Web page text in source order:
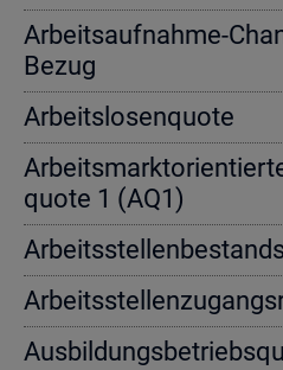
Ar­beits­auf­nah­me-
Bezug
Ar­beits­lo­sen­quo­te
quo­te 1 (AQ1)